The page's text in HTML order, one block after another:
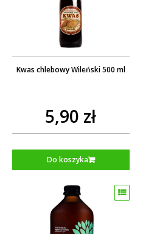
Kwas chlebowy Wileński 500 ml
5,90 zł
Do koszyka